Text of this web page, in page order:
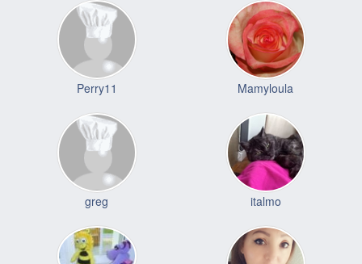
Perry11 Mamyloula
greg italmo